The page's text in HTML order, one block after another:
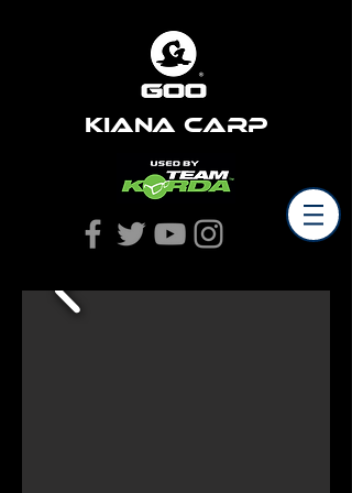
Kiana Carp